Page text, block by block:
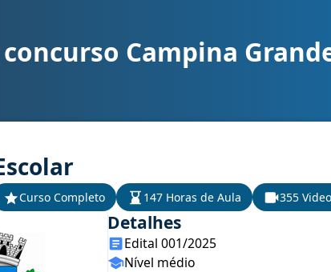
Grande do Sul/PR - Prefeitura Municipal cargo Secretário:
Campina
Curso Completo 147 Horas de Aula 355
Detalhes
Edital 001/2025
Nível médio